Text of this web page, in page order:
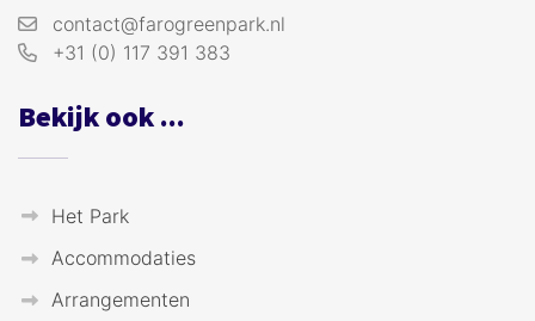
contact@farogreenpark.nl
+31 (0) 117 391 383
Bekijk ook ...
Het Park
Accommodaties
Arrangementen